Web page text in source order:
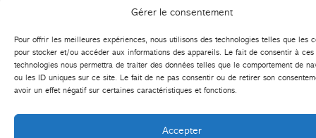
Gérer le consentement
Pour offrir les meilleures expériences, nous utilisons des technologies telles que les
pour stocker et/ou accéder aux informations des appareils. Le fait de consentir à ces
technologies nous permettra de traiter des données telles que le comportement de
ou les ID uniques sur ce site. Le fait de ne pas consentir ou de retirer son
avoir un effet négatif sur certaines caractéristiques et fonctions.
Accepter